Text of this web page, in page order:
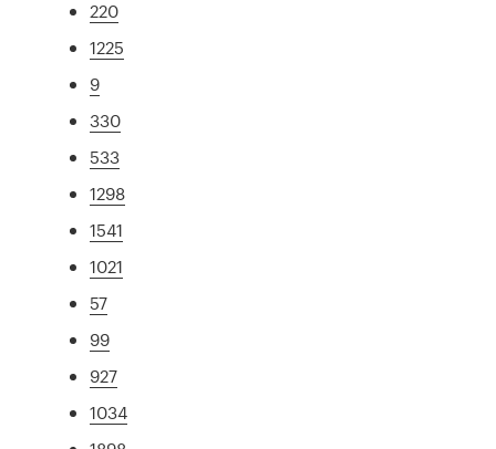
220
1225
9
330
533
1298
1541
1021
57
99
927
1034